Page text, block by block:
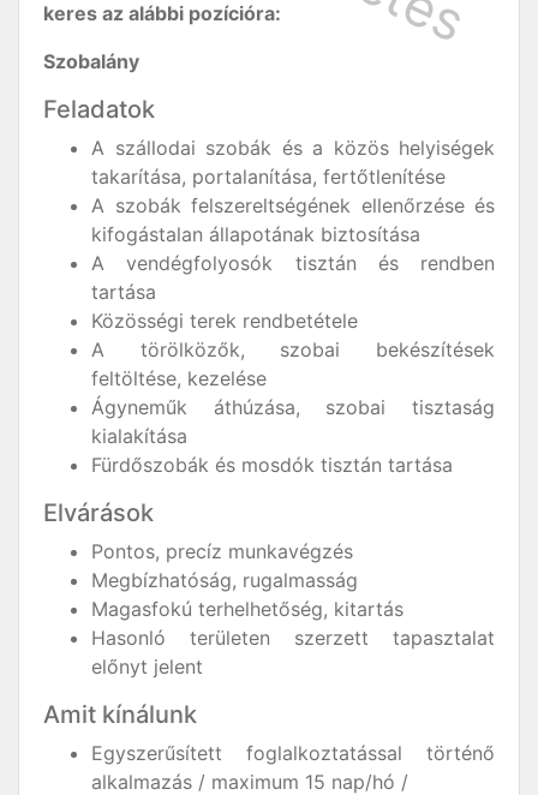
keres az alábbi pozícióra:
Szobalány
Feladatok
A szállodai szobák és a közös helyiségek
takarítása, portalanítása, fertőtlenítése
A szobák felszereltségének ellenőrzése és
kifogástalan állapotának biztosítása
A vendégfolyosók tisztán és rendben
tartása
Közösségi terek rendbetétele
A törölközők, szobai bekészítések
feltöltése, kezelése
Ágyneműk áthúzása, szobai tisztaság
kialakítása
Fürdőszobák és mosdók tisztán tartása
Elvárások
Pontos, precíz munkavégzés
Megbízhatóság, rugalmasság
Magasfokú terhelhetőség, kitartás
Hasonló területen szerzett tapasztalat
előnyt jelent
Amit kínálunk
Egyszerűsített foglalkoztatással történő
alkalmazás / maximum 15 nap/hó /